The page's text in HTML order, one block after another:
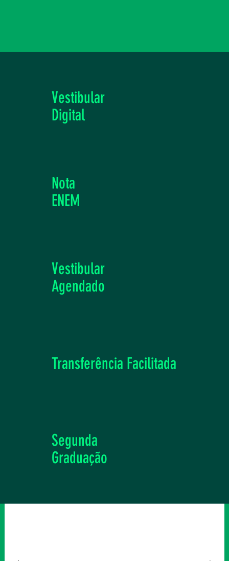
Vestibular
Digital
Nota
ENEM
Vestibular
Agendado
Transferência Facilitada
Segunda
Graduação